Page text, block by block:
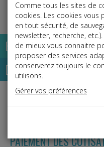
Base documentaire
Dépêches
PAIEMENT DES
Comme tous les sites de
cookies. Les cookies
en tout sécurité, de
newsletter, recherche,
de mieux vous connaitre
proposer des services
conserverez toujours le
utilisons.
Gérer vos préférences